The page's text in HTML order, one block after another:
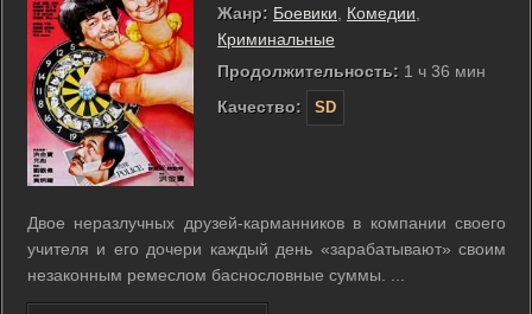
Жанр: Боевики Комедии
Криминальные
Продолжительность: 1 ч 36 мин
Качество:
SD
Двое неразлучных друзей-карманников в компании своего
учителя и его дочери каждый день «зарабатывают» своим
незаконным ремеслом баснословные суммы. ...